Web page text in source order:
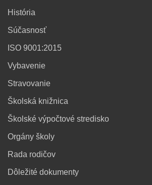
História
Súčasnosť
ISO 9001:2015
Vybavenie
Stravovanie
Školská knižnica
Školské výpočtové stredisko
Orgány školy
Rada rodičov
Dôležité dokumenty